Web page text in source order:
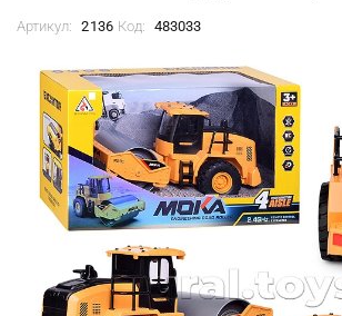
Артикул: 2136 Код: 483033